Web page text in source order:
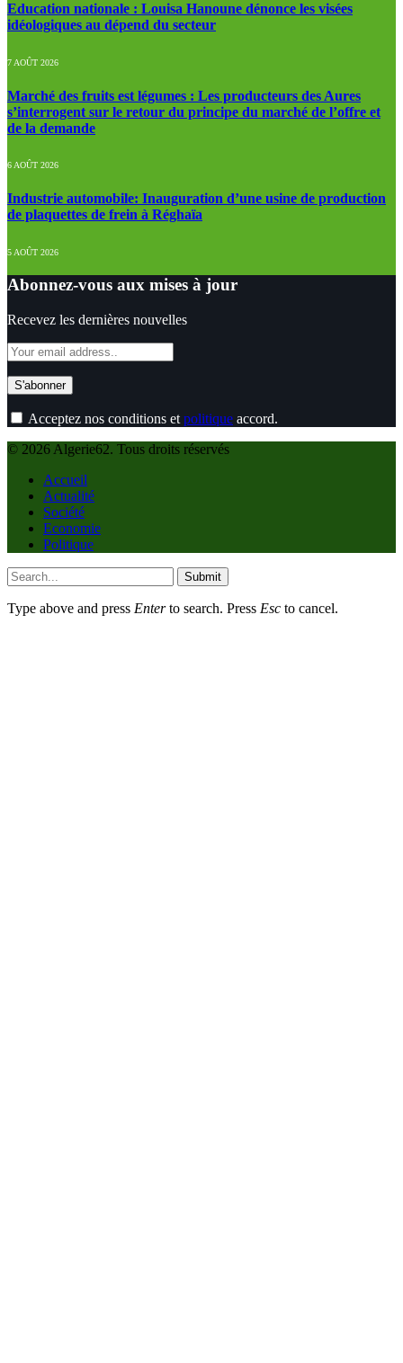
Education nationale : Louisa Hanoune dénonce les visées
idéologiques au dépend du secteur
7 AOÛT 2026
Marché des fruits est légumes : Les producteurs des Aures
s’interrogent sur le retour du principe du marché de l’offre et
de la demande
6 AOÛT 2026
Industrie automobile: Inauguration d’une usine de production
de plaquettes de frein à Réghaïa
5 AOÛT 2026
Abonnez-vous aux mises à jour
Recevez les dernières nouvelles
Acceptez nos conditions et politique accord.
© 2026 Algerie62. Tous droits réservés
Accueil
Actualité
Société
Economie
Politique
Submit
Type above and press Enterto search. Press Esc to cancel.